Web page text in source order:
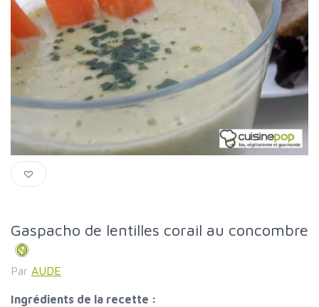
Gaspacho de lentilles corail au concombre
Par AUDE
Ingrédients de la recette :